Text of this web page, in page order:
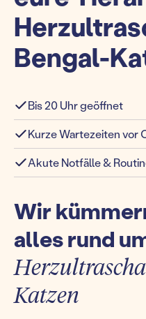
Bengal-
Bis 20 Uhr geöffnet
Kurze Wartezeiten vor
Akute Notfälle &
Wir
alles rund
Katzen